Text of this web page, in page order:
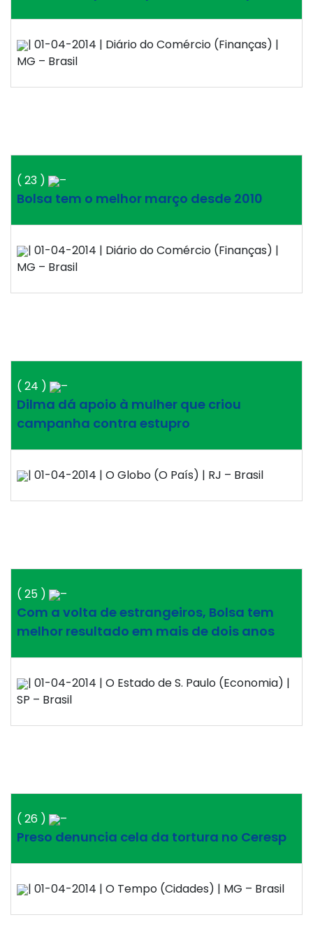
| 01-04-2014 | Diário do Comércio (Finanças) |
MG – Brasil
( 23 ) –
Bolsa tem o melhor março desde 2010
| 01-04-2014 | Diário do Comércio (Finanças) |
MG – Brasil
( 24 ) –
Dilma dá apoio à mulher que criou
campanha contra estupro
| 01-04-2014 | O Globo (O País) | RJ – Brasil
( 25 ) –
Com a volta de estrangeiros, Bolsa tem
melhor resultado em mais de dois anos
| 01-04-2014 | O Estado de S. Paulo (Economia) |
SP – Brasil
( 26 ) –
Preso denuncia cela da tortura no Ceresp
| 01-04-2014 | O Tempo (Cidades) | MG – Brasil